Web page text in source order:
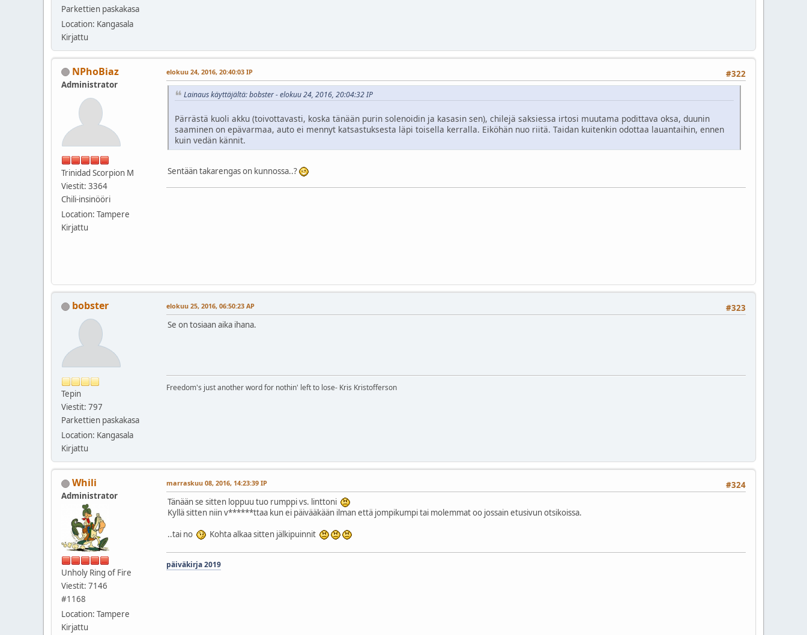
Parkettien paskakasa
Location: Kangasala
Kirjattu
NPhoBiaz
Administrator
Trinidad Scorpion M
Viestit: 3364
Chili-insinööri
Location: Tampere
Kirjattu
#322
elokuu 24, 2016, 20:40:03 IP
Lainaus käyttäjältä: bobster - elokuu 24, 2016, 20:04:32 IP
Pärrästä kuoli akku (toivottavasti, koska tänään purin solenoidin ja kasasin sen), chilejä saksiessa irtosi muutama podittava oksa, duunin
saaminen on epävarmaa, auto ei mennyt katsastuksesta läpi toisella kerralla. Eiköhän nuo riitä. Taidan kuitenkin odottaa lauantaihin, ennen
kuin vedän kännit.
Sentään takarengas on kunnossa..?
bobster
Tepin
Viestit: 797
Parkettien paskakasa
Location: Kangasala
Kirjattu
#323
elokuu 25, 2016, 06:50:23 AP
Se on tosiaan aika ihana.
Freedom's just another word for nothin' left to lose- Kris Kristofferson
Whili
Administrator
Unholy Ring of Fire
Viestit: 7146
#1168
Location: Tampere
Kirjattu
#324
marraskuu 08, 2016, 14:23:39 IP
Tänään se sitten loppuu tuo rumppi vs. linttoni
Kyllä sitten niin v******ttaa kun ei päivääkään ilman että jompikumpi tai molemmat oo jossain etusivun otsikoissa.
..tai no
Kohta alkaa sitten jälkipuinnit
päiväkirja 2019